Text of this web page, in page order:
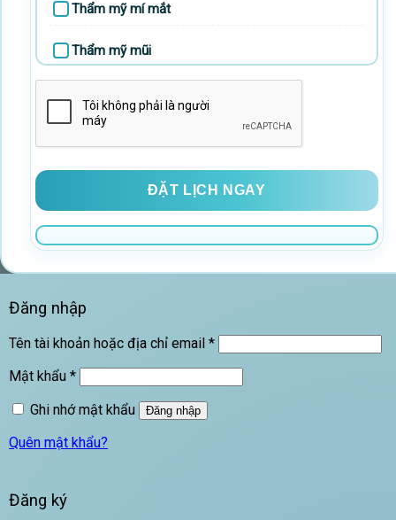
Thẩm mỹ mí mắt
Thẩm mỹ mũi
Tiêm thẩm mỹ
Đăng nhập
Tên tài khoản hoặc địa chỉ email *Bắt
buộc
Mật khẩu *Bắt
buộc
Ghi nhớ mật khẩu
Đăng nhập
Quên mật khẩu?
Đăng ký